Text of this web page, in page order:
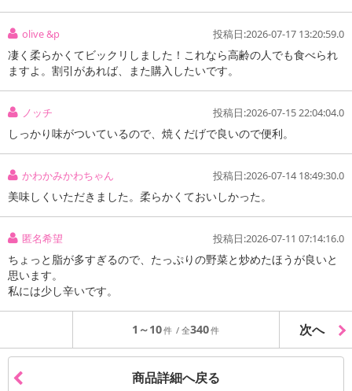
olive &p 投稿日:2026-07-17 13:20:59.0
凄く柔らかくてビックリしました！これなら高齢の人でも食べられ
ますよ。割引があれば、また購入したいです。
ノッチ 投稿日:2026-07-15 22:04:04.0
しっかり味がついているので、焼くだげで良いので便利。
かわかみかわちゃん 投稿日:2026-07-14 18:49:30.0
美味しくいただきました。柔らかくておいしかった。
匿名希望 投稿日:2026-07-11 07:14:16.0
ちょっと脂が多すぎるので、たっぷりの野菜と炒めたほうが良いと
思います。
私には少し辛いです。
1～10 340 次へ
商品詳細へ戻る